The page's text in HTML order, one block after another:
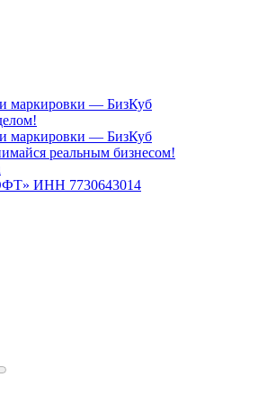
маркировки — БизКуб
маркировки — БизКуб
реальным бизнесом!
ИНН 7730643014